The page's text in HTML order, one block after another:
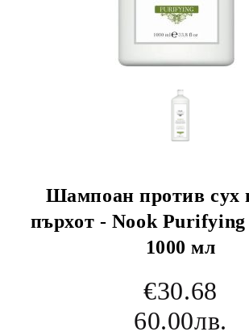
Шампоан против сух
пърхот - Nook Purifying
1000 мл
€30.68
60.00лв.